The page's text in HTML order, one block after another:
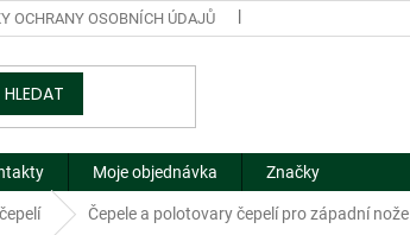
OCHRANY OSOBNÍCH ÚDAJŮ
HLEDAT
Moje objednávka Značky
Čepele a polotovary čepelí pro západní nože